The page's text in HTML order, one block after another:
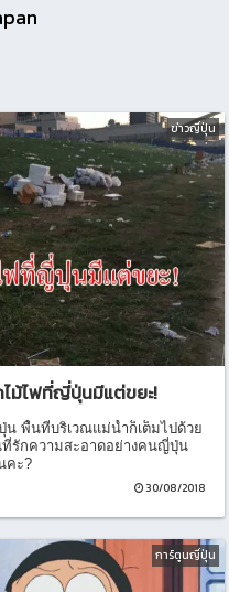
ข่าวญี่ปุ่น
ไม้ไฟที่ญี่ปุ่นมีแต่ขยะ!
น พื้นที่บริเวณแม่น้ำก็เต็มไปด้วย
รักความสะอาดอย่างคนญี่ปุ่น
คะ?
30/08/2018
การ์ตูนญี่ปุ่น